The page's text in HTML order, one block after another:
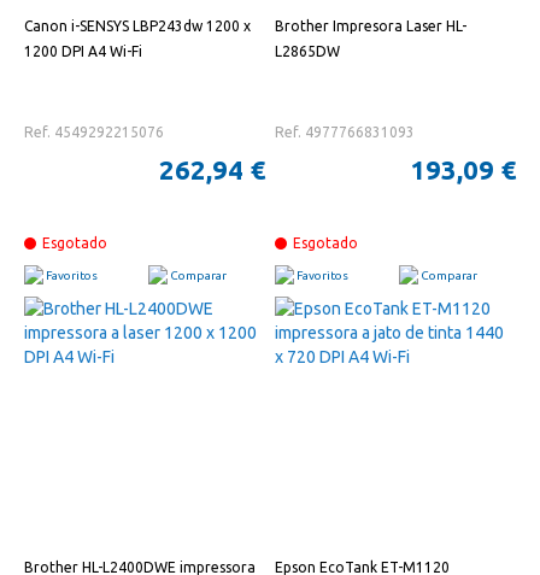
Canon i-SENSYS LBP243dw 1200 x
1200 DPI A4 Wi-Fi
Ref. 4549292215076
262,94 €
Esgotado
Favoritos Comparar
Brother Impresora Laser HL-
L2865DW
Ref. 4977766831093
193,09 €
Esgotado
Favoritos Comparar
Brother HL-L2400DWE impressora
Epson EcoTank ET-M1120